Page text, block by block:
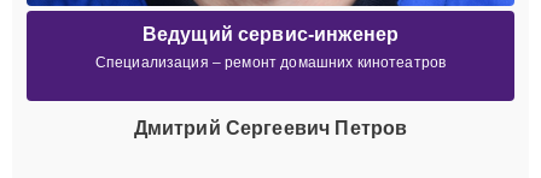
Ведущий сервис-инженер
Специализация – ремонт домашних кинотеатров
Дмитрий Сергеевич Петров